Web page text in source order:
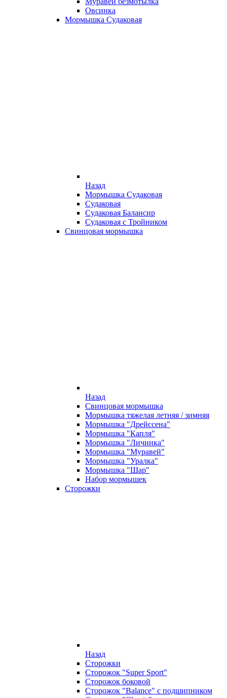
Овсинка
Мормышка Судаковая
Назад
Мормышка Судаковая
Судаковая
Судаковая Балансир
Судаковая с Тройником
Свинцовая мормышка
Назад
Свинцовая мормышка
Мормышка тяжелая летняя / зимняя
Мормышка "Дрейссена"
Мормышка "Капля"
Мормышка "Личинка"
Мормышка "Муравей"
Мормышка "Уралка"
Мормышка "Шар"
Набор мормышек
Сторожки
Назад
Сторожки
Сторожок "Super Sport"
Сторожок боковой
Сторожок "Balance" с подшипником